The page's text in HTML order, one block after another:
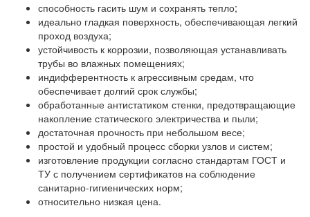
способность гасить шум и сохранять тепло;
идеально гладкая поверхность, обеспечивающая легкий
проход воздуха;
устойчивость к коррозии, позволяющая устанавливать
трубы во влажных помещениях;
индифферентность к агрессивным средам, что
обеспечивает долгий срок службы;
обработанные антистатиком стенки, предотвращающие
накопление статического электричества и пыли;
достаточная прочность при небольшом весе;
простой и удобный процесс сборки узлов и систем;
изготовление продукции согласно стандартам ГОСТ и
ТУ с получением сертификатов на соблюдение
санитарно-гигиенических норм;
относительно низкая цена.